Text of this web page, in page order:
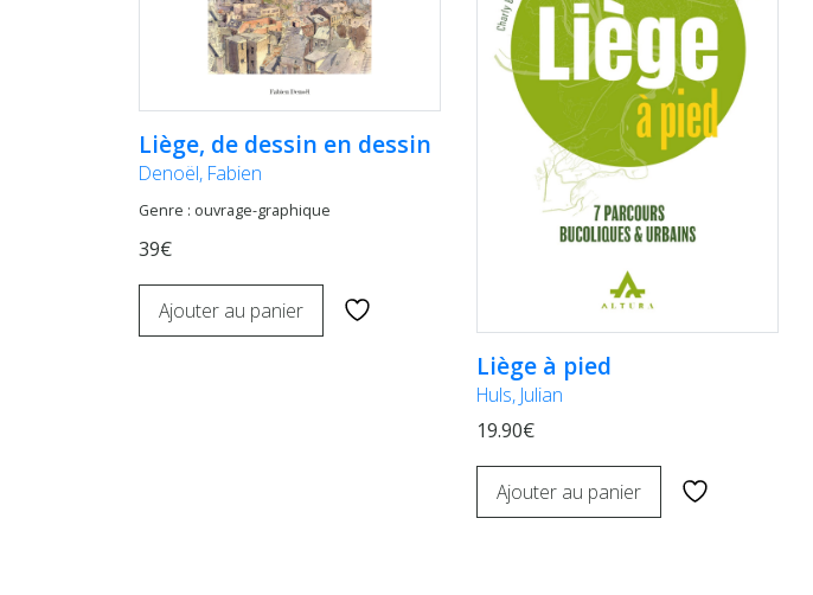
Liège, de dessin en dessin
Denoël, Fabien
Genre : ouvrage-graphique
39€
Ajouter au panier
Liège à pied
Huls, Julian
19.90€
Ajouter au panier